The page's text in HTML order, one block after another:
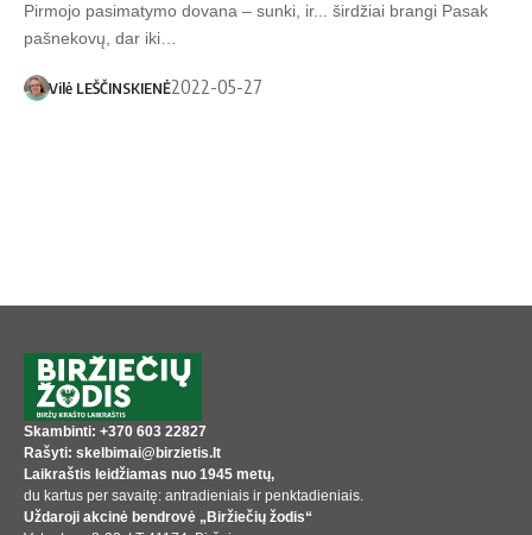
Pirmojo pasimatymo dovana – sunki, ir... širdžiai brangi Pasak
pašnekovų, dar iki…
Vilė LEŠČINSKIENĖ2022-05-27
Skambinti: +370 603 22827
Rašyti: skelbimai@birzietis.lt
Laikraštis leidžiamas nuo 1945 metų,
du kartus per savaitę: antradieniais ir penktadieniais.
Uždaroji akcinė bendrovė „Biržiečių žodis“